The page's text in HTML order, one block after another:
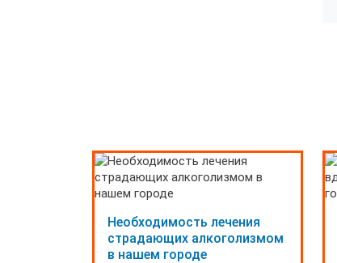
Необходимость лечения
страдающих алкоголизмом
в нашем городе